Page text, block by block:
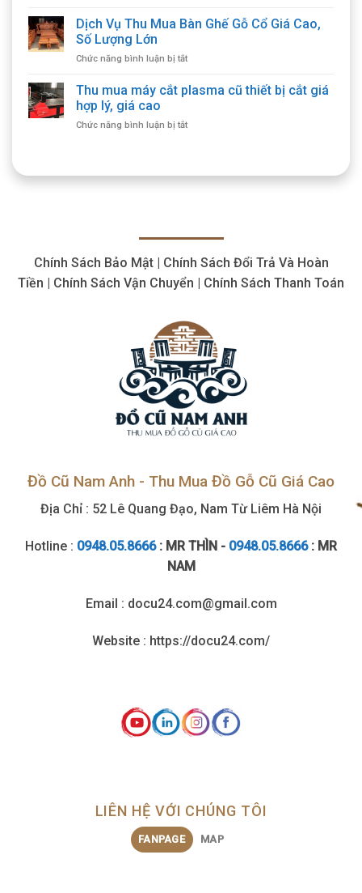
Cao
Cam
Chất
Mua
Cổ
Cao,
Tận
Dịch Vụ Thu Mua Bàn Ghế Gỗ Cổ Giá Cao,
Số Lượng Lớn
Chức năng bình luận bị tắtở
Vụ
Bàn
Lớn
Thu mua máy cắt plasma cũ thiết bị cắt giá
hợp lý, giá cao
Chức năng bình luận bị tắtở
cắt
giá
hợp
lý,
Chính Sách Bảo Mật | Chính Sách Đổi Trả Và Hoàn
Tiền | Chính Sách Vận Chuyển | Chính Sách Thanh Toán
Đồ Cũ Nam Anh - Thu Mua Đồ Gỗ Cũ Giá Cao
Địa Chỉ : 52 Lê Quang Đạo, Nam Từ Liêm Hà Nội
Hotline : 0948.05.8666 : MR THÌN - 0948.05.8666: MR
NAM
Email : docu24.com@gmail.com
Website : https://docu24.com/
LIÊN HỆ VỚI CHÚNG TÔI
FANPAGE MAP